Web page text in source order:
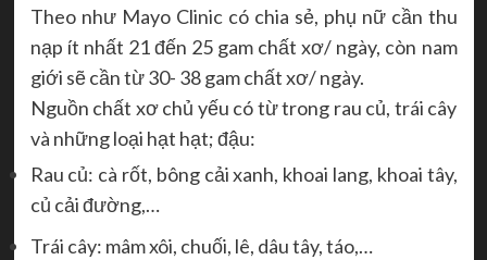
Theo như Mayo Clinic có chia sẻ, phụ nữ cần thu
nạp ít nhất 21 đến 25 gam chất xơ/ ngày, còn nam
giới sẽ cần từ 30- 38 gam chất xơ/ ngày.
Nguồn chất xơ chủ yếu có từ trong rau củ, trái cây
và những loại hạt hạt; đậu:
Rau củ: cà rốt, bông cải xanh, khoai lang, khoai tây,
củ cải đường,…
Trái cây: mâm xôi, chuối, lê, dâu tây, táo,…